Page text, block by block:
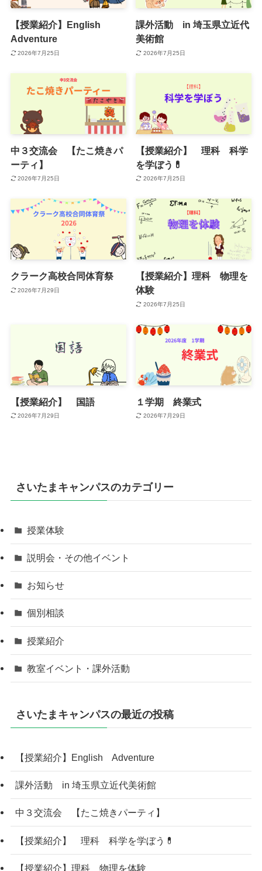
【授業紹介】English
Adventure
2026年7月25日
課外活動 in 埼玉県立近代
美術館
2026年7月25日
中３交流会 【たこ焼きパ
ーティ】
2026年7月25日
【授業紹介】 理科 科学
を学ぼう💊
2026年7月25日
クラーク高校合同体育祭
2026年7月29日
【授業紹介】理科 物理を
体験
2026年7月25日
【授業紹介】 国語
2026年7月29日
１学期 終業式
2026年7月29日
さいたまキャンパスのカテゴリー
授業体験
説明会・その他イベント
お知らせ
個別相談
授業紹介
教室イベント・課外活動
さいたまキャンパスの最近の投稿
【授業紹介】English Adventure
課外活動 in 埼玉県立近代美術館
中３交流会 【たこ焼きパーティ】
【授業紹介】 理科 科学を学ぼう💊
【授業紹介】理科 物理を体験